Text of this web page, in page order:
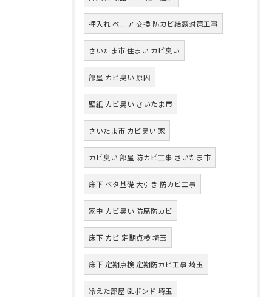
押入れ ベニア 交換 防カビ結露対策工事
さいたま市 住まい カビ臭い
部屋 カビ臭い 原因
壁紙 カビ臭い さいたま市
さいたま市 カビ臭い 家
カビ臭い 部屋 防カビ工事 さいたま市
床下 ベタ基礎 大引き 防カビ工事
家中 カビ臭い 防腐防カビ
床下 カビ 定期点検 埼玉
床下 定期点検 定期防カビ工事 埼玉
冷えた部屋 GLボンド 埼玉